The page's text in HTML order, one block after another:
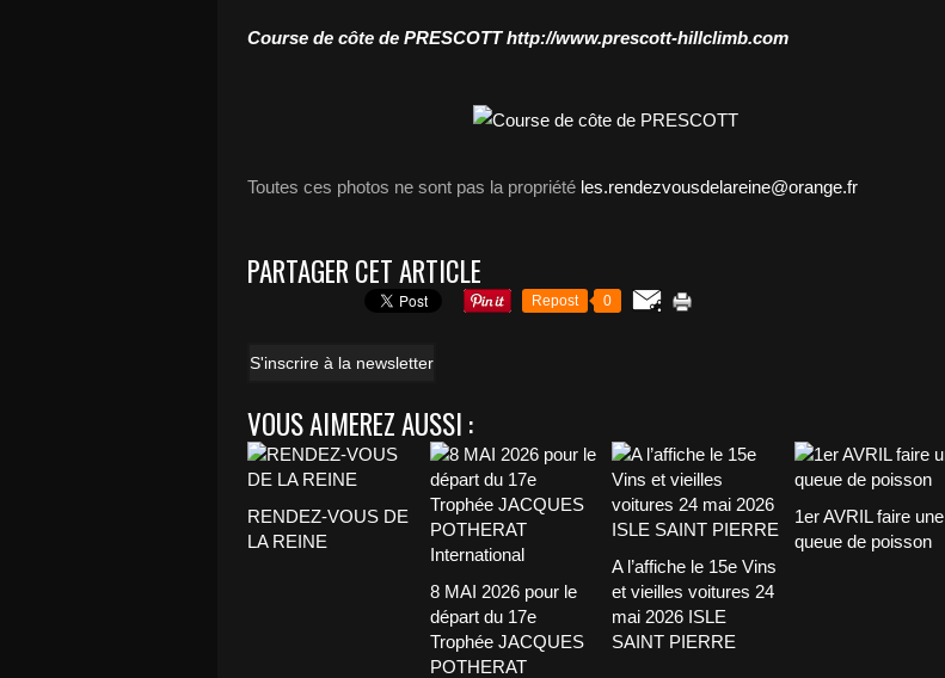
Course de côte de PRESCOTThttp://www.prescott-hillclimb.com
Toutes ces photos ne sont pas la propriété les.rendezvousdelareine@orange.fr
PARTAGER CET ARTICLE
Repost 0
S'inscrire à la newsletter
VOUS AIMEREZ AUSSI :
RENDEZ-VOUS DE
LA REINE
8 MAI 2026 pour le
départ du 17e
Trophée JACQUES
POTHERAT
A l’affiche le 15e Vins
et vieilles voitures 24
mai 2026 ISLE
SAINT PIERRE
1er AVRIL faire une
queue de poisson